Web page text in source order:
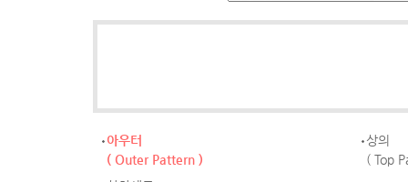
아우터
( Outer Pattern )
상의
( Top